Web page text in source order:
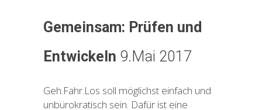
Gemeinsam: Prüfen und
Entwickeln 9.Mai 2017
Geh.Fahr.Los soll möglichst einfach und
unbürokratisch sein. Dafür ist eine